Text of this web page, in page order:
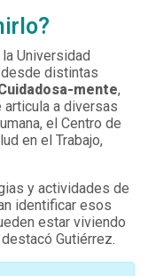
Universidad
distintas
mente,
articula a diversas
el Centro de
en el Trabajo,
y actividades de
identificar esos
estar viviendo
Gutiérrez.